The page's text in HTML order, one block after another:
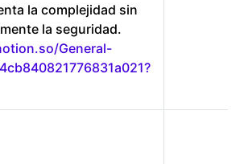
la complejidad sin
la seguridad.
General-